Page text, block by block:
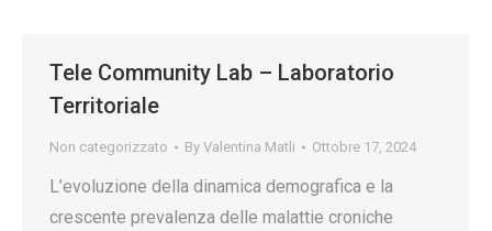
Tele Community Lab – Laboratorio
Territoriale
Non categorizzato By Valentina Matli Ottobre 17, 2024
L’evoluzione della dinamica demografica e la
crescente prevalenza delle malattie croniche